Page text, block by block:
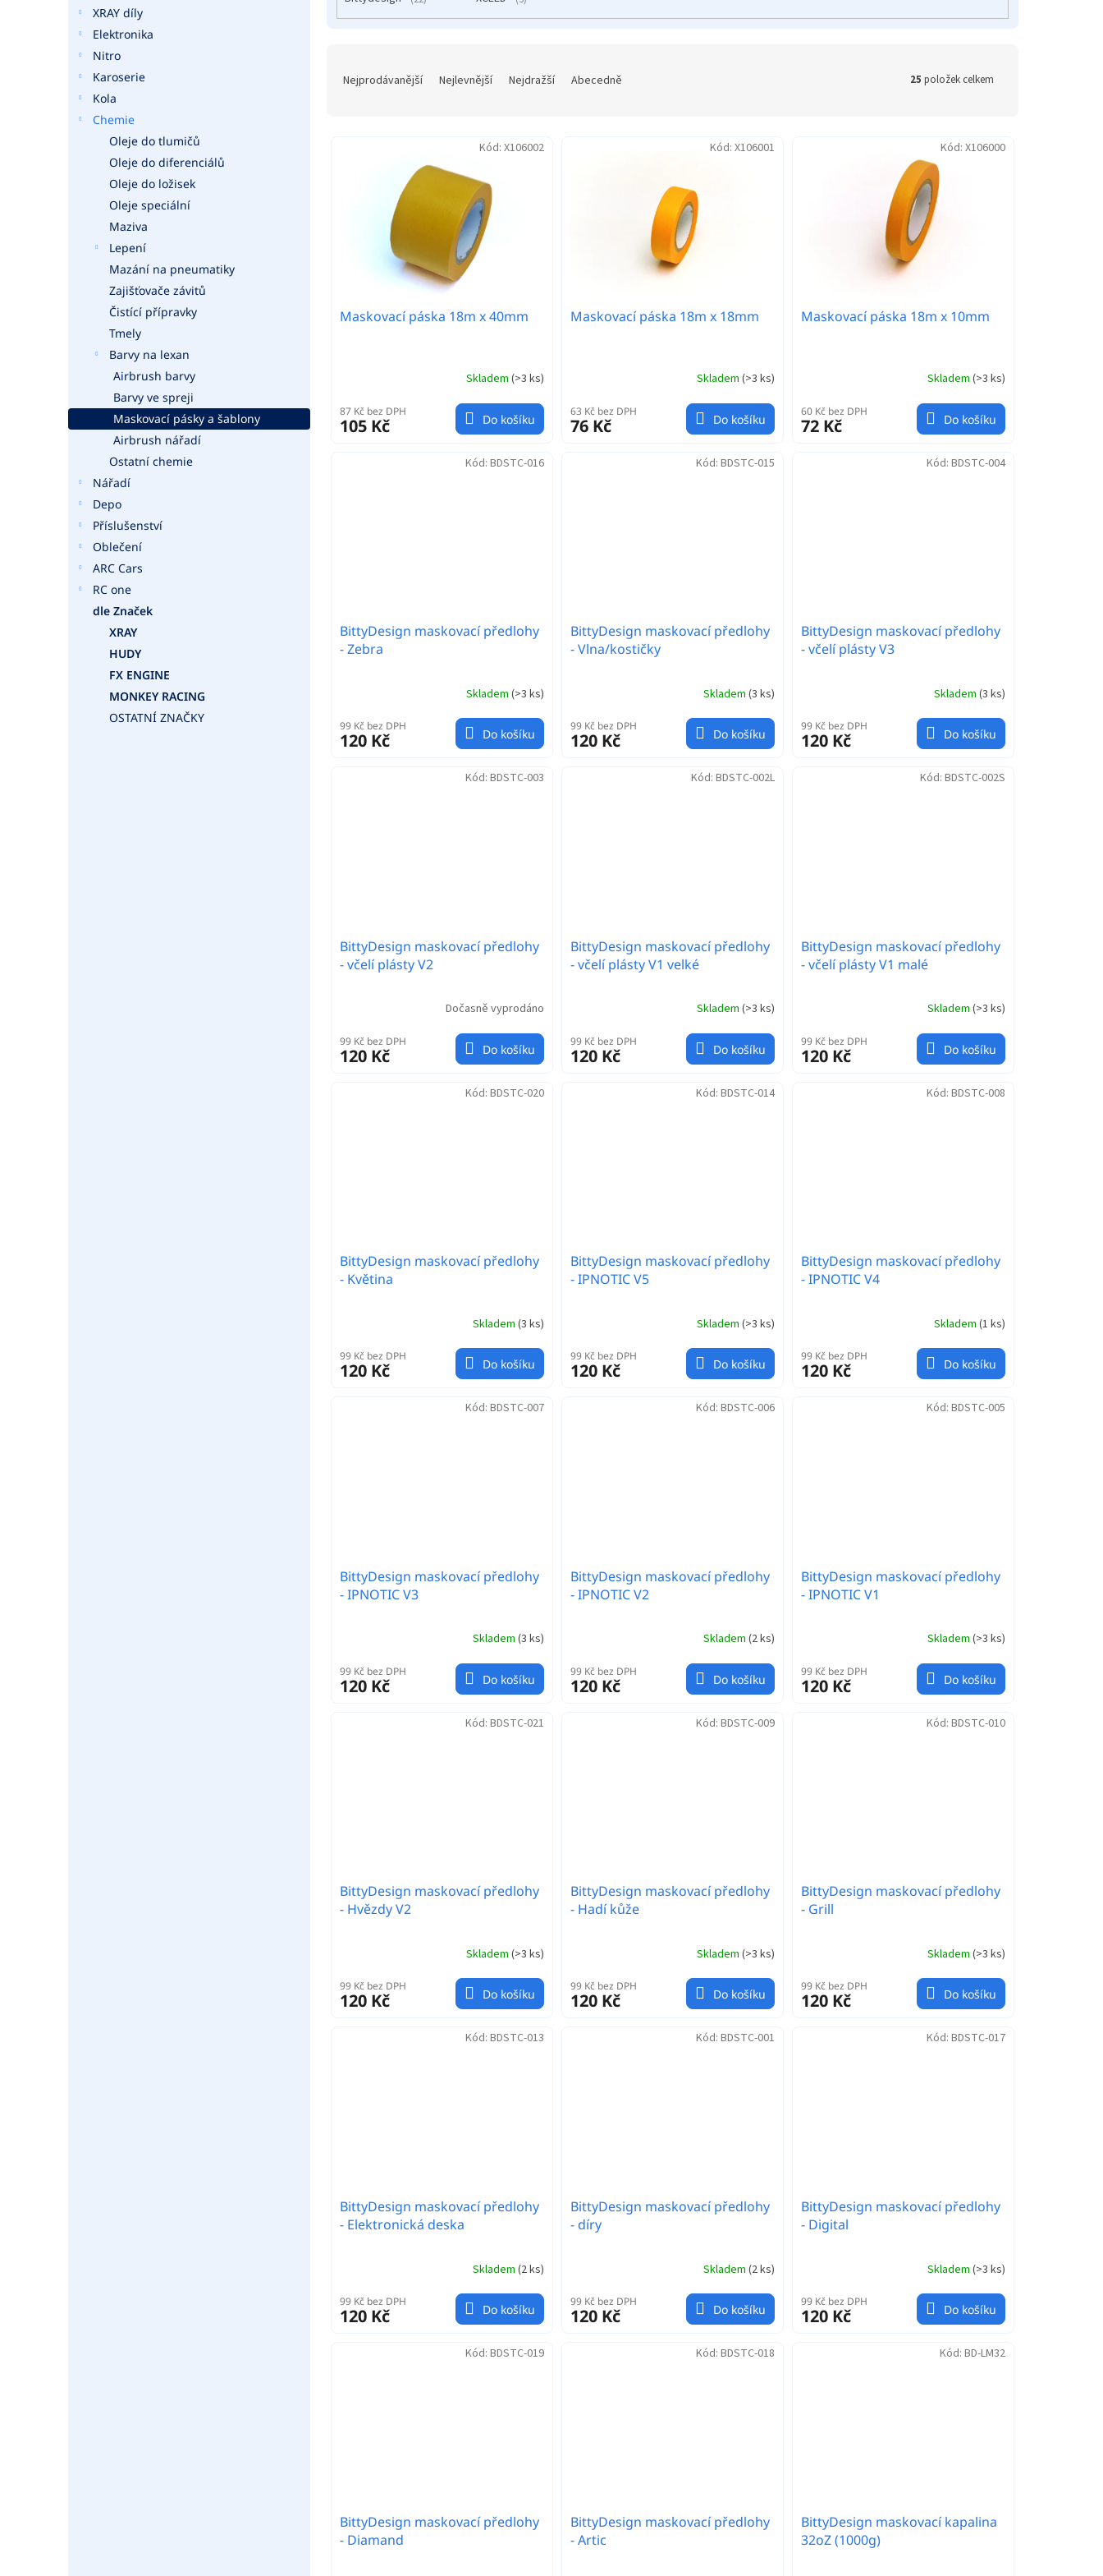
XRAY díly
Elektronika
Nitro
Karoserie
Kola
Chemie
Oleje do tlumičů
Oleje do diferenciálů
Oleje do ložisek
Oleje speciální
Maziva
Lepení
Mazání na pneumatiky
Zajišťovače závitů
Čistící přípravky
Tmely
Barvy na lexan
Airbrush barvy
Barvy ve spreji
Maskovací pásky a šablony
Airbrush nářadí
Ostatní chemie
Nářadí
Depo
Příslušenství
Oblečení
ARC Cars
RC one
dle Značek
FX ENGINE
HUDY
MONKEY RACING
XRAY
OSTATNÍ ZNAČKY
Nejprodávanější Nejlevnější Nejdražší Abecedně 25 položek celkem
Maskovací páska 18m x 40mm
Skladem (>3 ks)
87 Kč bez DPH
105 Kč Do košíku
Kód: X106002
Maskovací páska 18m x 18mm
Skladem (>3 ks)
63 Kč bez DPH
76 Kč Do košíku
Kód: X106001
Maskovací páska 18m x 10mm
Skladem (>3 ks)
60 Kč bez DPH
72 Kč Do košíku
Kód: X106000
BittyDesign maskovací předlohy
- Zebra
Skladem (>3 ks)
99 Kč bez DPH
120 Kč Do košíku
Kód: BDSTC-016
BittyDesign maskovací předlohy
- Vlna/kostičky
Skladem (3 ks)
99 Kč bez DPH
120 Kč Do košíku
Kód: BDSTC-015
BittyDesign maskovací předlohy
- včelí plásty V3
Skladem (3 ks)
99 Kč bez DPH
120 Kč Do košíku
Kód: BDSTC-004
BittyDesign maskovací předlohy
- včelí plásty V2
Dočasně vyprodáno
99 Kč bez DPH
120 Kč Do košíku
Kód: BDSTC-003
BittyDesign maskovací předlohy
- včelí plásty V1 velké
Skladem (>3 ks)
99 Kč bez DPH
120 Kč Do košíku
Kód: BDSTC-002L
BittyDesign maskovací předlohy
- včelí plásty V1 malé
Skladem (>3 ks)
99 Kč bez DPH
120 Kč Do košíku
Kód: BDSTC-002S
BittyDesign maskovací předlohy
- Květina
Skladem (3 ks)
99 Kč bez DPH
120 Kč Do košíku
Kód: BDSTC-020
BittyDesign maskovací předlohy
- IPNOTIC V5
Skladem (>3 ks)
99 Kč bez DPH
120 Kč Do košíku
Kód: BDSTC-014
BittyDesign maskovací předlohy
- IPNOTIC V4
Skladem (1 ks)
99 Kč bez DPH
120 Kč Do košíku
Kód: BDSTC-008
BittyDesign maskovací předlohy
- IPNOTIC V3
Skladem (3 ks)
99 Kč bez DPH
120 Kč Do košíku
Kód: BDSTC-007
BittyDesign maskovací předlohy
- IPNOTIC V2
Skladem (2 ks)
99 Kč bez DPH
120 Kč Do košíku
Kód: BDSTC-006
BittyDesign maskovací předlohy
- IPNOTIC V1
Skladem (>3 ks)
99 Kč bez DPH
120 Kč Do košíku
Kód: BDSTC-005
BittyDesign maskovací předlohy
- Hvězdy V2
Skladem (>3 ks)
99 Kč bez DPH
120 Kč Do košíku
Kód: BDSTC-021
BittyDesign maskovací předlohy
- Hadí kůže
Skladem (>3 ks)
99 Kč bez DPH
120 Kč Do košíku
Kód: BDSTC-009
BittyDesign maskovací předlohy
- Grill
Skladem (>3 ks)
99 Kč bez DPH
120 Kč Do košíku
Kód: BDSTC-010
BittyDesign maskovací předlohy
- Elektronická deska
Skladem (2 ks)
99 Kč bez DPH
120 Kč Do košíku
Kód: BDSTC-013
BittyDesign maskovací předlohy
- díry
Skladem (2 ks)
99 Kč bez DPH
120 Kč Do košíku
Kód: BDSTC-001
BittyDesign maskovací předlohy
- Digital
Skladem (>3 ks)
99 Kč bez DPH
120 Kč Do košíku
Kód: BDSTC-017
BittyDesign maskovací předlohy
- Diamand
Kód: BDSTC-019
BittyDesign maskovací předlohy
- Artic
Kód: BDSTC-018
BittyDesign maskovací kapalina
32oZ (1000g)
Kód: BD-LM32